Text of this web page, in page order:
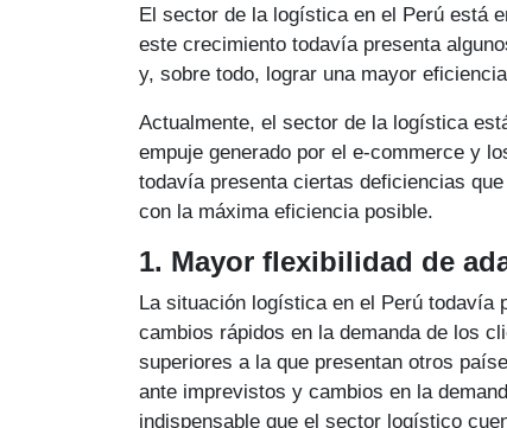
El sector de la logística en el Perú está
este crecimiento todavía presenta
y, sobre todo, lograr una mayor
Actualmente, el sector de la logística
empuje generado por el e-commerce y
todavía presenta ciertas deficiencias
con la máxima eficiencia posible.
1. Mayor flexibilidad de
La situación logística en el Perú todavía
cambios rápidos en la demanda de los
superiores a la que presentan otros
ante imprevistos y cambios en la
indispensable que el sector logístico